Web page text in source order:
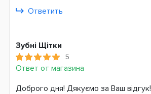
Таймер чистки
Эргономичный дизайн
Система питания
Ответить
Зубні Щітки
5
Ответ от магазина
Доброго дня! Дякуємо за Ваш відгук!